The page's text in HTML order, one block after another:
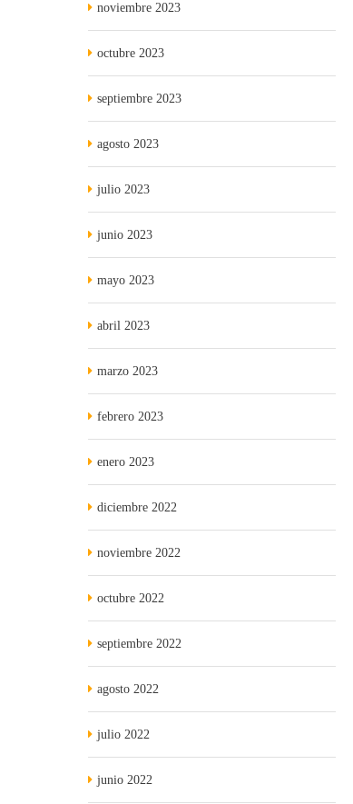
noviembre 2023
octubre 2023
septiembre 2023
agosto 2023
julio 2023
junio 2023
mayo 2023
abril 2023
marzo 2023
febrero 2023
enero 2023
diciembre 2022
noviembre 2022
octubre 2022
septiembre 2022
agosto 2022
julio 2022
junio 2022